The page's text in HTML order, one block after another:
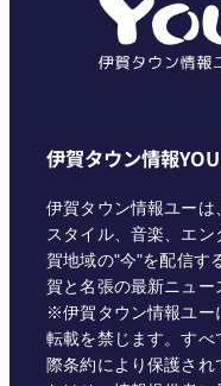
伊賀タウン情報
伊賀タウン情報ユーは
スタイル、音楽、エ
賀地域の"今"を配信す
賀と名張の最新ニュー
※伊賀タウン情報ユー
転載を禁じます。すべ
際条約により保護さ